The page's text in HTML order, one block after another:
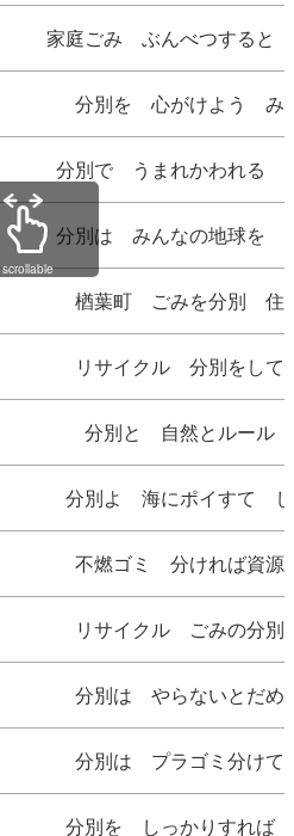
家庭ごみ ぶんべつすると
分別を 心がけよう み
分別で うまれかわれる
分別は みんなの地球を
楢葉町 ごみを分別 住
リサイクル 分別をし
分別と 自然とルール
分別よ 海にポイすて し
不燃ゴミ 分ければ資
リサイクル ごみの分
分別は やらないとだ
分別は プラゴミ分け
分別を しっかりすれば
scrollable